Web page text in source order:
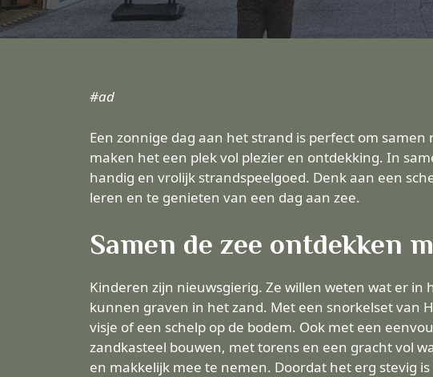
#ad
Een zonnige dag aan het strand is perfect om
maken het een plek vol plezier en ontdekking. In
handig en vrolijk strandspeelgoed. Denk aan een
leren en te genieten van een dag aan zee.
Samen de zee ontdekken
Kinderen zijn nieuwsgierig. Ze willen weten wat er
kunnen graven in het zand. Met een snorkelset van
visje of een schelp op de bodem. Ook met een
zandkasteel bouwen, met torens en een gracht vol
en makkelijk mee te nemen. Doordat het erg stevig